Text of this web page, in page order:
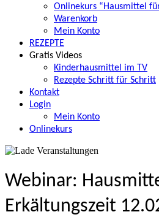
Onlinekurs “Hausmittel
Warenkorb
Mein Konto
REZEPTE
Gratis Videos
Kinderhausmittel im TV
Rezepte Schritt für Schritt
Kontakt
Login
Mein Konto
Onlinekurs
Webinar:
Erkältungszeit